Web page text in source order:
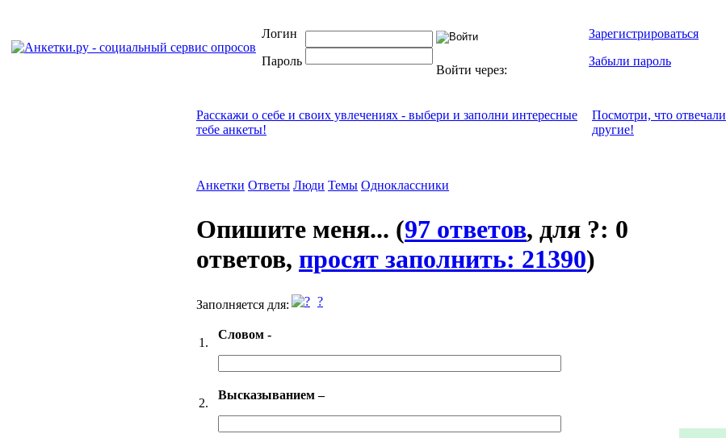
Логин
Пароль
Войти через:
Зарегистрироваться
Забыли пароль
Расскажи о себе и своих увлечениях - выбери и заполни интересные
тебе анкеты!
Посмотри, что отвeчали
другие!
Анкетки Ответы Люди Темы Одноклассники
Опишите меня... (97 ответов, для ?: 0
ответов, просят заполнить: 21390)
Заполняется для: ?
1.
Словом -
2.
Высказыванием –